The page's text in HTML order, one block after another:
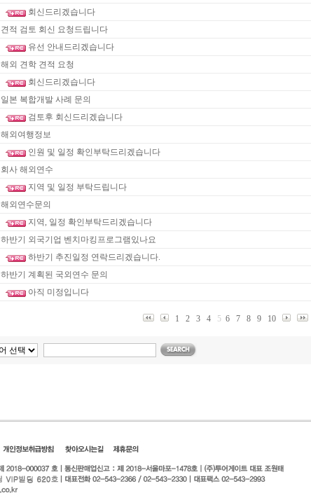
회신드리겠습니다
견적 검토 회신 요청드립니다
유선 안내드리겠습니다
해외 견학 견적 요청
회신드리겠습니다
일본 복합개발 사례 문의
검토후 회신드리겠습니다
해외여행정보
인원 및 일정 확인부탁드리겠습니다
회사 해외연수
지역 및 일정 부탁드립니다
해외연수문의
지역, 일정 확인부탁드리겠습니다
하반기 외국기업 벤치마킹프로그램있나요
하반기 추진일정 연락드리겠습니다.
하반기 계획된 국외연수 문의
아직 미정입니다
1 2 3 4 5 6 7 8 9 10